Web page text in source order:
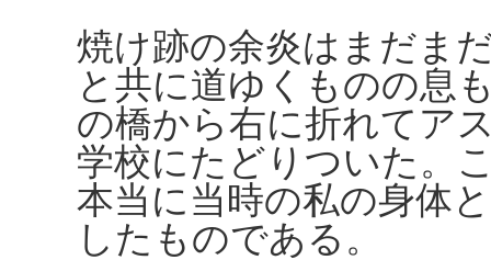
焼け跡の余炎はまだま
と共に道ゆくものの息
の橋から右に折れてア
学校にたどりついた。
本当に当時の私の身体
したものである。